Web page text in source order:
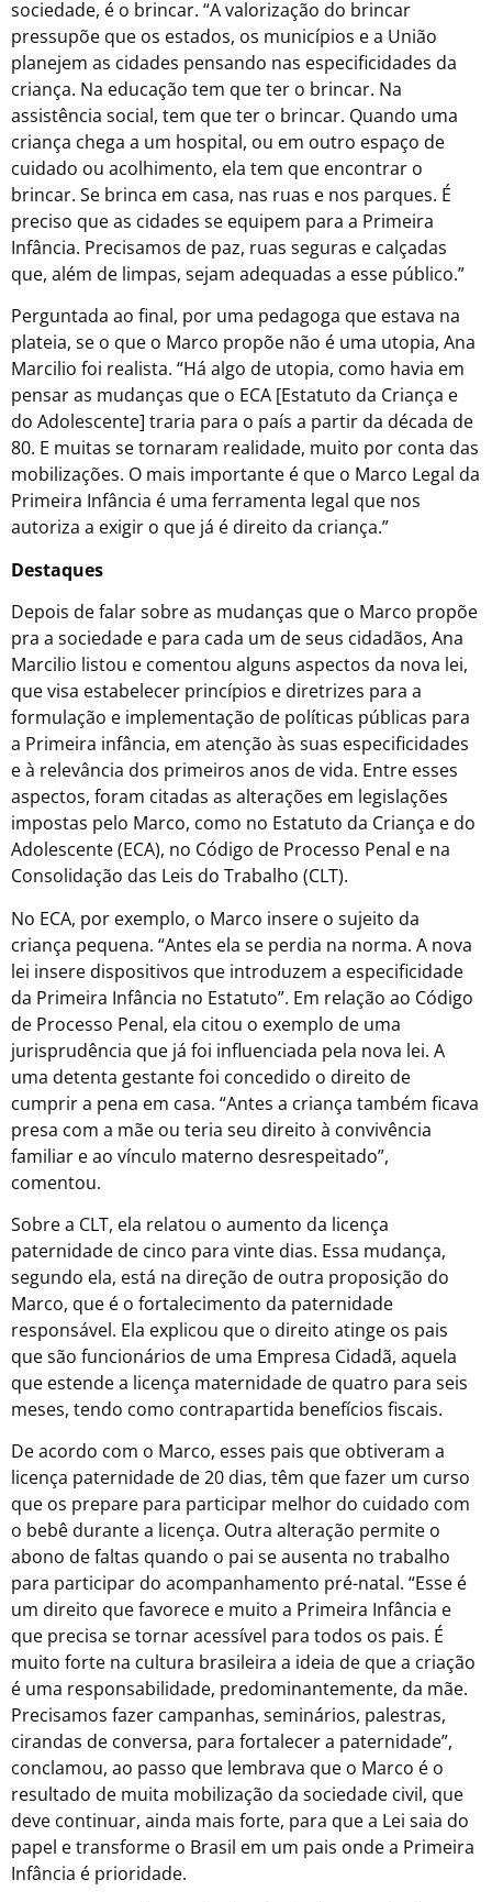
sociedade, é o brincar. “A valorização do brincar
pressupõe que os estados, os municípios e a União
planejem as cidades pensando nas especificidades da
criança. Na educação tem que ter o brincar. Na
assistência social, tem que ter o brincar. Quando uma
criança chega a um hospital, ou em outro espaço de
cuidado ou acolhimento, ela tem que encontrar o
brincar. Se brinca em casa, nas ruas e nos parques. É
preciso que as cidades se equipem para a Primeira
Infância. Precisamos de paz, ruas seguras e calçadas
que, além de limpas, sejam adequadas a esse público.”
Perguntada ao final, por uma pedagoga que estava na
plateia, se o que o Marco propõe não é uma utopia, Ana
Marcilio foi realista. “Há algo de utopia, como havia em
pensar as mudanças que o ECA [Estatuto da Criança e
do Adolescente] traria para o país a partir da década de
80. E muitas se tornaram realidade, muito por conta das
mobilizações. O mais importante é que o Marco Legal da
Primeira Infância é uma ferramenta legal que nos
autoriza a exigir o que já é direito da criança.”
Destaques
Depois de falar sobre as mudanças que o Marco propõe
pra a sociedade e para cada um de seus cidadãos, Ana
Marcilio listou e comentou alguns aspectos da nova lei,
que visa estabelecer princípios e diretrizes para a
formulação e implementação de políticas públicas para
a Primeira infância, em atenção às suas especificidades
e à relevância dos primeiros anos de vida. Entre esses
aspectos, foram citadas as alterações em legislações
impostas pelo Marco, como no Estatuto da Criança e do
Adolescente (ECA), no Código de Processo Penal e na
Consolidação das Leis do Trabalho (CLT).
No ECA, por exemplo, o Marco insere o sujeito da
criança pequena. “Antes ela se perdia na norma. A nova
lei insere dispositivos que introduzem a especificidade
da Primeira Infância no Estatuto”. Em relação ao Código
de Processo Penal, ela citou o exemplo de uma
jurisprudência que já foi influenciada pela nova lei. A
uma detenta gestante foi concedido o direito de
cumprir a pena em casa. “Antes a criança também ficava
presa com a mãe ou teria seu direito à convivência
familiar e ao vínculo materno desrespeitado”,
comentou.
Sobre a CLT, ela relatou o aumento da licença
paternidade de cinco para vinte dias. Essa mudança,
segundo ela, está na direção de outra proposição do
Marco, que é o fortalecimento da paternidade
responsável. Ela explicou que o direito atinge os pais
que são funcionários de uma Empresa Cidadã, aquela
que estende a licença maternidade de quatro para seis
meses, tendo como contrapartida benefícios fiscais.
De acordo com o Marco, esses pais que obtiveram a
licença paternidade de 20 dias, têm que fazer um curso
que os prepare para participar melhor do cuidado com
o bebê durante a licença. Outra alteração permite o
abono de faltas quando o pai se ausenta no trabalho
para participar do acompanhamento pré-natal. “Esse é
um direito que favorece e muito a Primeira Infância e
que precisa se tornar acessível para todos os pais. É
muito forte na cultura brasileira a ideia de que a criação
é uma responsabilidade, predominantemente, da mãe.
Precisamos fazer campanhas, seminários, palestras,
cirandas de conversa, para fortalecer a paternidade”,
conclamou, ao passo que lembrava que o Marco é o
resultado de muita mobilização da sociedade civil, que
deve continuar, ainda mais forte, para que a Lei saia do
papel e transforme o Brasil em um pais onde a Primeira
Infância é prioridade.